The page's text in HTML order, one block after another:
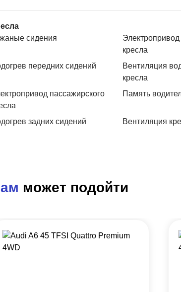
сидения
Электропривод
кресла
передних сидений
Вентиляция
кресла
пассажирского
Память
задних сидений Вентиляция
может подойти